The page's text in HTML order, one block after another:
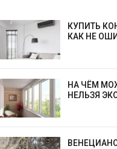
КУПИТЬ
КАК НЕ
НА ЧЁМ
НЕЛЬЗЯ